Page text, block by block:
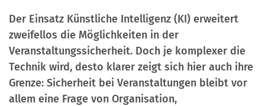
Der Einsatz Künstliche Intelligenz (KI) erweitert
zweifellos die Möglichkeiten in der
Veranstaltungssicherheit. Doch je komplexer die
Technik wird, desto klarer zeigt sich hier auch ihre
Grenze: Sicherheit bei Veranstaltungen bleibt vor
allem eine Frage von Organisation,